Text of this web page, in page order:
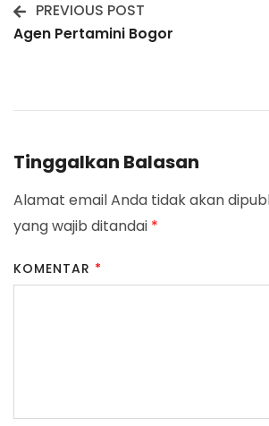
Post
PREVIOUS POST
Agen Pertamini Bogor
Tinggalkan Balasan
Alamat email Anda tidak akan
yang wajib ditandai *
KOMENTAR *